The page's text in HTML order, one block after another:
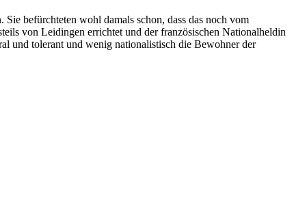
befürchteten wohl damals schon, dass das noch vom
von Leidingen errichtet und der französischen Nationalheldin
und tolerant und wenig nationalistisch die Bewohner der